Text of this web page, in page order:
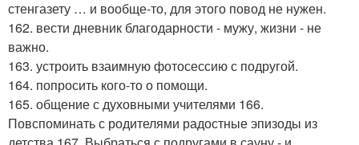
стенгазету … и вообще-то, для этого повод не нужен.
162. вести дневник благодарности - мужу, жизни - не
важно.
163. устроить взаимную фотосессию с подругой.
164. попросить кого-то о помощи.
165. общение с духовными учителями 166.
Повспоминать с родителями радостные эпизоды из